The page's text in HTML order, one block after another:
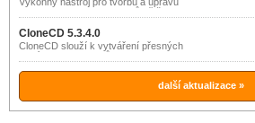
CD/DVD/BD image souborů většiny
formátů (ISO, BIN, NRG, CDI, DAA, …).
CloneCD 5.3.4.0
CloneCD slouží k vytváření přesných
kopií CD i DVD disků.
další aktualizace »